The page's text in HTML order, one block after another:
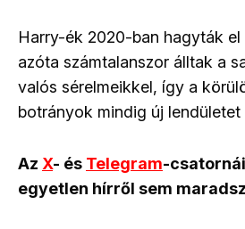
Harry-ék 2020-ban hagyták
azóta számtalanszor álltak a
valós sérelmeikkel, így a
botrányok mindig új lendületet
Az X- és Telegram-
egyetlen hírről sem